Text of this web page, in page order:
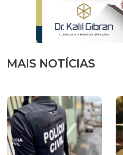
MAIS NOTÍCIAS